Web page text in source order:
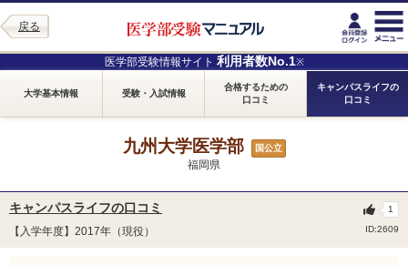
戻る
医学部受験情報サイト 利用者数No.1※
大学基本情報 受験・入試情報
合格するための
口コミ
キャンパスライフの
口コミ
九州大学医学部 国公立
福岡県
キャンパスライフの口コミ
【入学年度】2017年（現役） ID:2609
1